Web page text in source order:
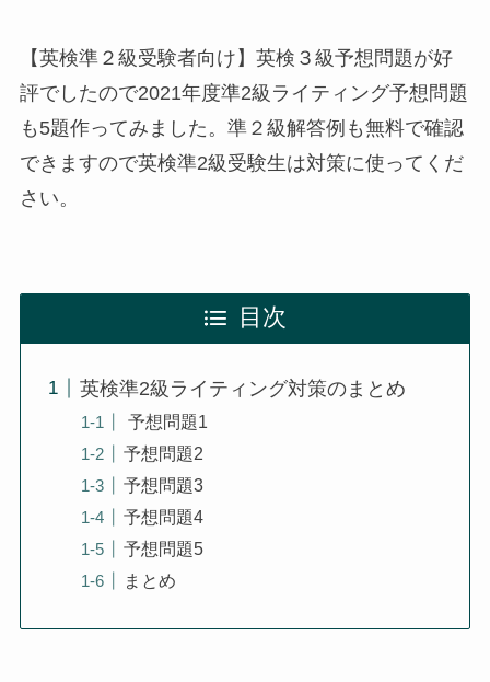
【英検準２級受験者向け】英検３級予想問題が好
評でしたので2021年度準2級ライティング予想問題
も5題作ってみました。準２級解答例も無料で確認
できますので英検準2級受験生は対策に使ってくだ
さい。
目次
英検準2級ライティング対策のまとめ
予想問題1
予想問題2
予想問題3
予想問題4
予想問題5
まとめ